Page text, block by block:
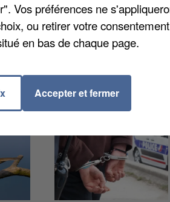
à l’hôpital d’Abbeville,
Vos préférences ne
ou retirer votre
en bas de chaque page.
Accepter et fermer